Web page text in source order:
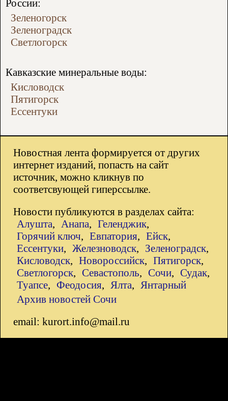
России:
Зеленогорск
Зеленоградск
Светлогорск
Кавказские минеральные воды:
Кисловодск
Пятигорск
Ессентуки
Новостная лента формируется от других
интернет изданий, попасть на сайт
источник, можно кликнув по
соответсвующей гиперссылке.
Новости публикуются в разделах сайта:
Алушта, Анапа, Геленджик,
Горячий ключ, Евпатория, Ейск,
Ессентуки, Железноводск, Зеленоградск,
Кисловодск, Новороссийск, Пятигорск,
Светлогорск, Севастополь, Сочи, Судак,
Туапсе, Феодосия, Ялта,
Янтарный
Архив новостей Сочи
email: kurort.info@mail.ru